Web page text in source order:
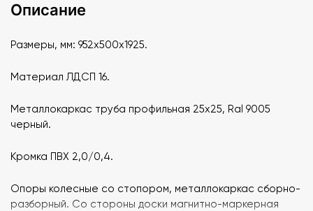
Описание
Размеры, мм: 952х500х1925.
Материал ЛДСП 16.
Металлокаркас труба профильная 25х25, Ral 9005
черный.
Кромка ПВХ 2,0/0,4.
Опоры колесные со стопором, металлокаркас сборно-
разборный. Со стороны доски магнитно-маркерная